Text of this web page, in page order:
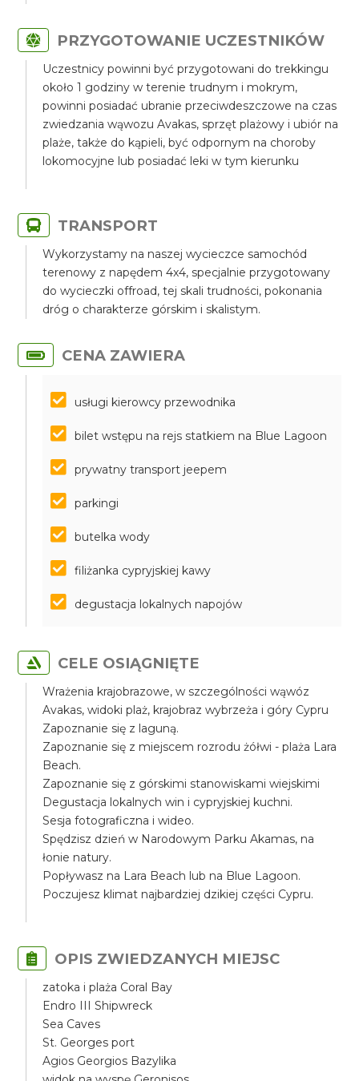
PRZYGOTOWANIE UCZESTNIKÓW
Uczestnicy powinni być przygotowani do trekkingu
około 1 godziny w terenie trudnym i mokrym,
powinni posiadać ubranie przeciwdeszczowe na czas
zwiedzania wąwozu Avakas, sprzęt plażowy i ubiór na
plaże, także do kąpieli, być odpornym na choroby
lokomocyjne lub posiadać leki w tym kierunku
TRANSPORT
Wykorzystamy na naszej wycieczce samochód
terenowy z napędem 4x4, specjalnie przygotowany
do wycieczki offroad, tej skali trudności, pokonania
dróg o charakterze górskim i skalistym.
CENA ZAWIERA
usługi kierowcy przewodnika
bilet wstępu na rejs statkiem na Blue Lagoon
prywatny transport jeepem
parkingi
butelka wody
filiżanka cypryjskiej kawy
degustacja lokalnych napojów
CELE OSIĄGNIĘTE
Wrażenia krajobrazowe, w szczególności wąwóz
Avakas, widoki plaż, krajobraz wybrzeża i góry Cypru
Zapoznanie się z laguną.
Zapoznanie się z miejscem rozrodu żółwi - plaża Lara
Beach.
Zapoznanie się z górskimi stanowiskami wiejskimi
Degustacja lokalnych win i cypryjskiej kuchni.
Sesja fotograficzna i wideo.
Spędzisz dzień w Narodowym Parku Akamas, na
łonie natury.
Popływasz na Lara Beach lub na Blue Lagoon.
Poczujesz klimat najbardziej dzikiej części Cypru.
OPIS ZWIEDZANYCH MIEJSC
zatoka i plaża Coral Bay
Endro III Shipwreck
Sea Caves
St. Georges port
Agios Georgios Bazylika